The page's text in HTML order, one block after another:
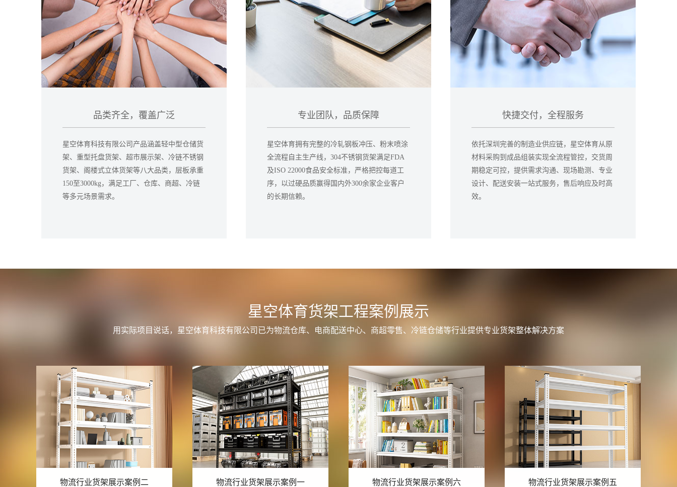
品类齐全，覆盖广泛
星空体育科技有限公司产品涵盖轻中型仓储货
架、重型托盘货架、超市展示架、冷链不锈钢
货架、阁楼式立体货架等八大品类，层板承重
150至3000kg，满足工厂、仓库、商超、冷链
等多元场景需求。
专业团队，品质保障
星空体育拥有完整的冷轧钢板冲压、粉末喷涂
全流程自主生产线，304不锈钢货架满足FDA
及ISO 22000食品安全标准，严格把控每道工
序，以过硬品质赢得国内外300余家企业客户
的长期信赖。
快捷交付，全程服务
依托深圳完善的制造业供应链，星空体育从原
材料采购到成品组装实现全流程管控，交货周
期稳定可控，提供需求沟通、现场勘测、专业
设计、配送安装一站式服务，售后响应及时高
效。
星空体育货架工程案例展示
用实际项目说话，星空体育科技有限公司已为物流仓库、电商配送中心、商超零售、冷链仓储等行业提供专业货架整体解决方案
物流行业货架展示案例一 物流行业货架展示案例六 物流行业货架展示案例五 物流行业货架展示案例四